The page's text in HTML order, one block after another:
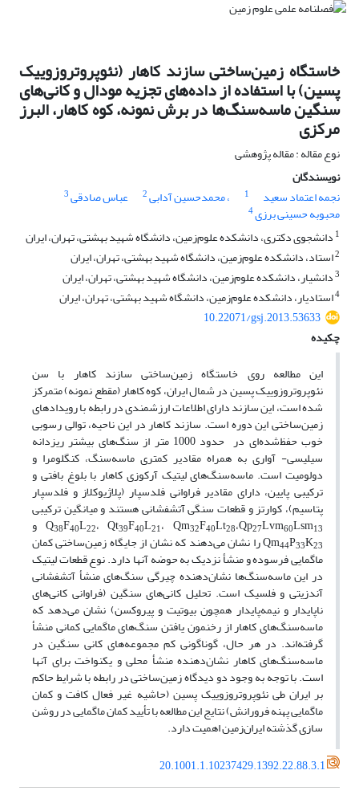
خاستگاه زمین‌ساختی سازند کاهار (نئوپروتروزوییک
پسین) با استفاده از داده‌های تجزیه مودال و کانی‌های
سنگین ماسه‌سنگ‌ها در برش نمونه، کوه کاهار، البرز
مرکزی
نوع مقاله : مقاله پژوهشی
نویسندگان
نجمه اعتماد سعید
1 ، محمدحسین آدابی2 عباس صادقی3
محبوبه حسینی برزی4
1 دانشجوی دکتری، دانشکده علوم‌زمین، دانشگاه شهید بهشتی، تهران، ایران
2استاد، دانشکده علوم‌زمین، دانشگاه شهید بهشتی، تهران، ایران
3دانشیار، دانشکده علوم‌زمین، دانشگاه شهید بهشتی، تهران، ایران
4استادیار، دانشکده علوم‌زمین، دانشگاه شهید بهشتی، تهران، ایران
10.22071/gsj.2013.53633
چکیده
این مطالعه روی خاستگاه زمین‌ساختی سازند کاهار با سن
نئوپروتروزوییک پسین در شمال ایران، کوه کاهار (مقطع نمونه) متمرکز
شده است، این سازند دارای اطلاعات ارزشمندی در رابطه با رویدادهای
زمین‌ساختی این دوره است. سازند کاهار در این ناحیه، توالی رسوبی
خوب حفظ‌شده‌ای در حدود 1000 متر از سنگ‌های بیشتر ریزدانه
سیلیسی- آواری به همراه مقادیر کمتری ماسه‌سنگ، کنگلومرا و
دولومیت است. ماسه‌سنگ‌های لیتیک آرکوزی کاهار با بلوغ بافتی و
ترکیبی پایین، دارای مقادیر فراوانی فلدسپار (پلاژیوکلاز و فلدسپار
پتاسیم)، کوارتز و قطعات سنگی آتشفشانی هستند و میانگین ترکیبی
Q38F40L22، Qt39F40L21، Qm32F40Lt28،Qp27Lvm60Lsm13 و
Qm44P33K23 را نشان می‌دهند که نشان از جایگاه زمین‌ساختی کمان
ماگمایی فرسوده و منشأ نزدیک به حوضه آنها دارد. نوع قطعات لیتیک
در این ماسه‌سنگ‌ها نشان‌دهنده چیرگی سنگ‌های منشأ آتشفشانی
آندزیتی و فلسیک است. تحلیل کانی‌های سنگین (فراوانی کانی‌های
ناپایدار و نیمه‌پایدار همچون بیوتیت و پیروکسن) نشان می‌دهد که
ماسه‌سنگ‌های کاهار از رخنمون یافتن سنگ‌های ماگمایی کمانی منشأ
گرفته‌اند. در هر حال، گوناگونی کم مجموعه‌های کانی سنگین در
ماسه‌سنگ‌های کاهار نشان‌دهنده منشأ محلی و یکنواخت برای آنها
است. با توجه به وجود دو دیدگاه زمین‌ساختی در رابطه با شرایط حاکم
بر ایران طی نئوپروتروزوییک پسین (حاشیه غیر فعال کافت و کمان
ماگمایی پهنه فرورانش) نتایج این مطالعه با تأیید کمان ماگمایی در روشن
سازی گذشته ایران‌زمین اهمیت دارد.
20.1001.1.10237429.1392.22.88.3.1